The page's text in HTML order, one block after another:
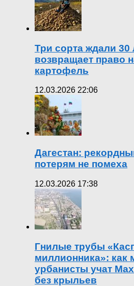
Три сорта ждали 30
возвращает право
картофель
12.03.2026 22:06
Дагестан:
потерям не помеха
12.03.2026 17:38
Гнилые трубы
миллионника»: как
урбанисты учат
без крыльев